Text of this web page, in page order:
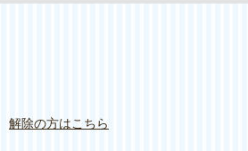
解除の方はこちら